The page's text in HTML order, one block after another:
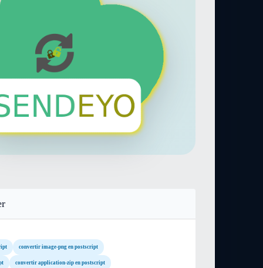
convertir image-png en postscript
convertir application-zip en postscript